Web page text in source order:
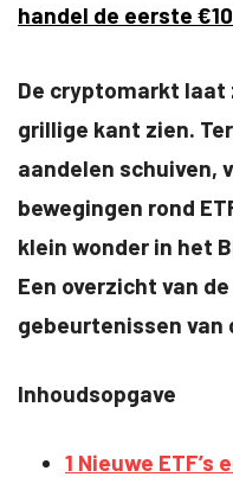
handel de eerste
De cryptomarkt laat
grillige kant zien.
aandelen schuiven,
bewegingen rond
klein wonder in het
Een overzicht van
gebeurtenissen van
Inhoudsopgave
1 Nieuwe